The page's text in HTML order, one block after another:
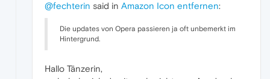
@fechterin said in Amazon Icon entfernen:
Die updates von Opera passieren ja oft unbemerkt im
Hintergrund.
Hallo Tänzerin,